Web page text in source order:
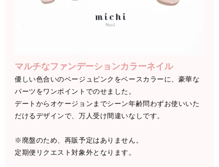
マルチなファンデーションカラーネイル
優しい色合いのベージュピンクをベースカラーに、豪華な
パーツをワンポイントでのせました。
デートからオケージョンまでシーン年齢問わずお使いいた
だけるデザインで、万人受け間違いなしです。
※廃盤のため、再販予定はありません。
定期便リクエスト対象外となります。